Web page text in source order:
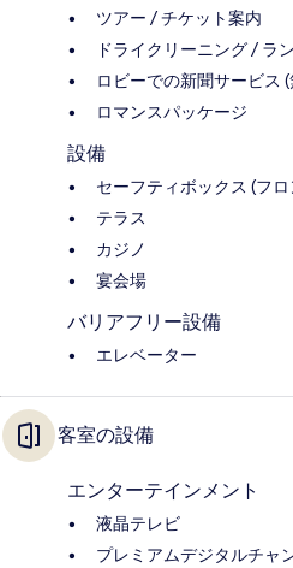
ツアー / チケット案内
ドライクリーニング / ラ
ロビーでの新聞サービス
ロマンスパッケージ
設備
セーフティボックス (フ
テラス
カジノ
宴会場
バリアフリー設備
エレベーター
客室の設備
エンターテインメント
液晶テレビ
プレミアムデジタルチャ